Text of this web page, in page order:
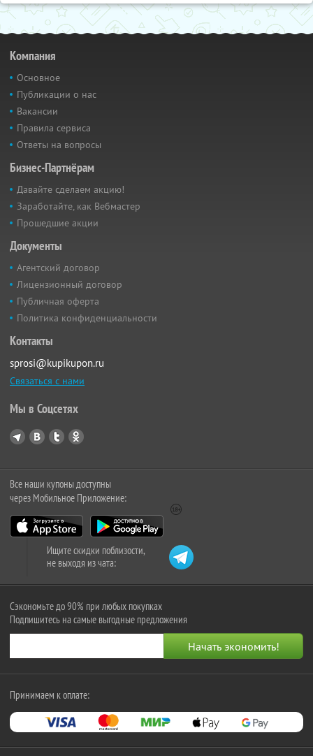
Компания
Основное
Публикации о нас
Вакансии
Правила сервиса
Ответы на вопросы
Бизнес-Партнёрам
Давайте сделаем акцию!
Заработайте, как Вебмастер
Прошедшие акции
Документы
Агентский договор
Лицензионный договор
Публичная оферта
Политика конфиденциальности
Контакты
sprosi@kupikupon.ru
Связаться с нами
Мы в Соцсетях
Все наши купоны доступны
через Мобильное Приложение:
Ищите скидки поблизости,
не выходя из чата:
Сэкономьте до 90% при любых покупках
Подпишитесь на самые выгодные предложения
Принимаем к оплате: